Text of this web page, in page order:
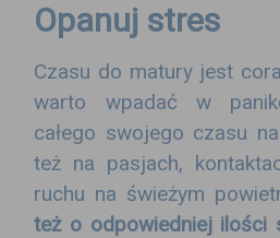
Opanuj stres
Czasu do matury jest
warto wpadać w
całego swojego czasu
też na pasjach,
ruchu na świeżym
też o odpowiedniej ilości